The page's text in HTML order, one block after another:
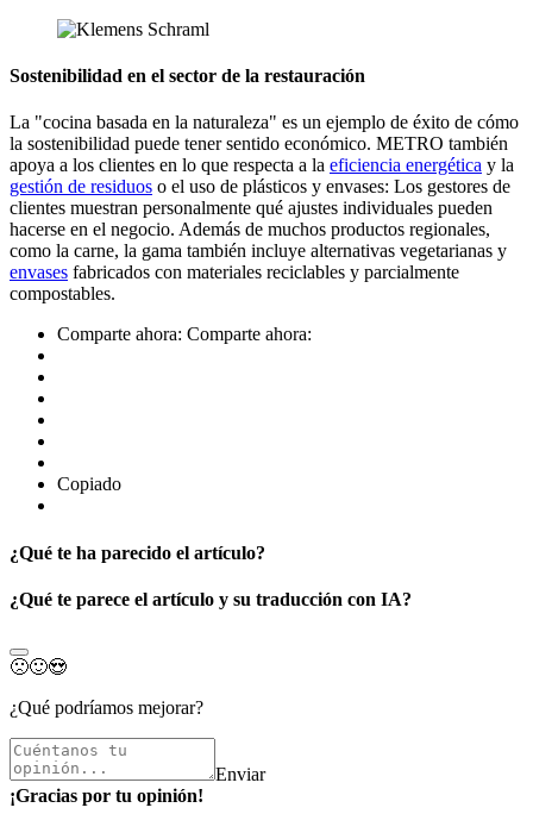
Sostenibilidad en el sector de la restauración
La "cocina basada en la naturaleza" es un ejemplo de éxito de cómo
la sostenibilidad puede tener sentido económico. METRO también
apoya a los clientes en lo que respecta a la eficiencia energética y la
gestión de residuos o el uso de plásticos y envases: Los gestores de
clientes muestran personalmente qué ajustes individuales pueden
hacerse en el negocio. Además de muchos productos regionales,
como la carne, la gama también incluye alternativas vegetarianas y
envases fabricados con materiales reciclables y parcialmente
compostables.
Comparte ahora: Comparte ahora:
Copiado
¿Qué te ha parecido el artículo?
¿Qué te parece el artículo y su traducción con IA?
🙁🙂😍
¿Qué podríamos mejorar?
Enviar
¡Gracias por tu opinión!